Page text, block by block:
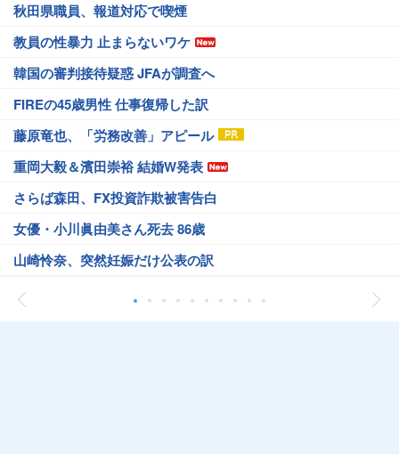
秋田県職員、報道対応で喫煙
教員の性暴力 止まらないワケ
韓国の審判接待疑惑 JFAが調査へ
FIREの45歳男性 仕事復帰した訳
藤原竜也、「労務改善」アピール
重岡大毅＆濱田崇裕 結婚W発表
さらば森田、FX投資詐欺被害告白
女優・小川眞由美さん死去 86歳
山崎怜奈、突然妊娠だけ公表の訳